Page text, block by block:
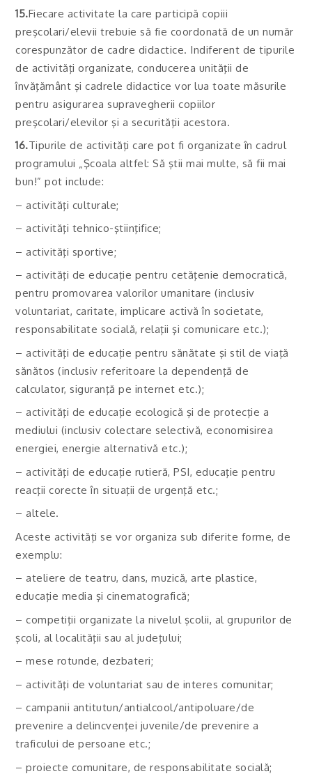
15.Fiecare activitate la care participă copiii
preşcolari/elevii trebuie să fie coordonată de un număr
corespunzător de cadre didactice. Indiferent de tipurile
de activităţi organizate, conducerea unităţii de
învăţământ şi cadrele didactice vor lua toate măsurile
pentru asigurarea supravegherii copiilor
preşcolari/elevilor şi a securităţii acestora.
16.Tipurile de activităţi care pot fi organizate în cadrul
programului „Şcoala altfel: Să ştii mai multe, să fii mai
bun!” pot include:
– activităţi culturale;
– activităţi tehnico-ştiinţifice;
– activităţi sportive;
– activităţi de educaţie pentru cetăţenie democratică,
pentru promovarea valorilor umanitare (inclusiv
voluntariat, caritate, implicare activă în societate,
responsabilitate socială, relaţii şi comunicare etc.);
– activităţi de educaţie pentru sănătate şi stil de viaţă
sănătos (inclusiv referitoare la dependenţă de
calculator, siguranţă pe internet etc.);
– activităţi de educaţie ecologică şi de protecţie a
mediului (inclusiv colectare selectivă, economisirea
energiei, energie alternativă etc.);
– activităţi de educaţie rutieră, PSI, educaţie pentru
reacţii corecte în situaţii de urgenţă etc.;
– altele.
Aceste activităţi se vor organiza sub diferite forme, de
exemplu:
– ateliere de teatru, dans, muzică, arte plastice,
educaţie media şi cinematografică;
– competiţii organizate la nivelul şcolii, al grupurilor de
şcoli, al localităţii sau al judeţului;
– mese rotunde, dezbateri;
– activităţi de voluntariat sau de interes comunitar;
– campanii antitutun/antialcool/antipoluare/de
prevenire a delincvenţei juvenile/de prevenire a
traficului de persoane etc.;
– proiecte comunitare, de responsabilitate socială;